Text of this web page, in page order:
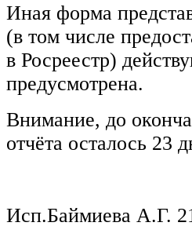
Иная форма
(в том числе
в Росреестр)
предусмотрена.
Внимание, до
отчёта осталось 23
Исп.Баймиева А.Г.